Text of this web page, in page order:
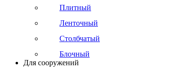
Плитный
Ленточный
Столбчатый
Блочный
Для сооружений